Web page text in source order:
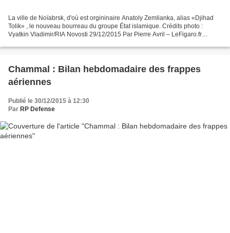
La ville de Noïabrsk, d'où est orgininaire Anatoly Zemlianka, alias «Djihad
Tolik» , le nouveau bourreau du groupe État islamique. Crédits photo :
Vyatkin Vladimir/RIA Novosti 29/12/2015 Par Pierre Avril – LeFigaro.fr
Chammal : Bilan hebdomadaire des frappes
aériennes
Publié le 30/12/2015 à 12:30
Par RP Defense